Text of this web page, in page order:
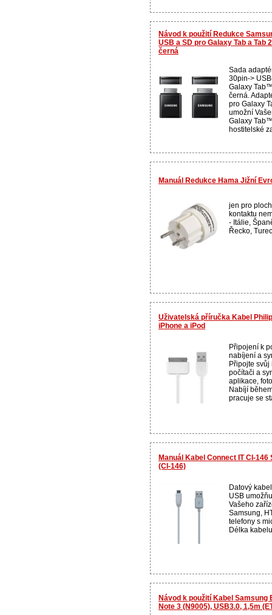
Návod k použití Redukce
USB a SD pro Galaxy Tab a Tab
černá
Sada
30pin->
Galaxy
černá.
pro Galaxy
umožní
Galaxy
hostitelské
Manuál Redukce Hama Jižní
jen pro
kontaktu
- Itálie,
Řecko,
Uživatelská příručka Kabel
iPhone a iPod
Připojení k
nabíjení a
Připojte
počítači a
aplikace,
Nabíjí
pracuje se
Manuál Kabel Connect IT CI-146
(CI-146)
Datový
USB
Vašeho
Samsung,
telefony s
Délka
Návod k použití Kabel Samsung
Note 3 (N9005), USB3.0, 1,5m